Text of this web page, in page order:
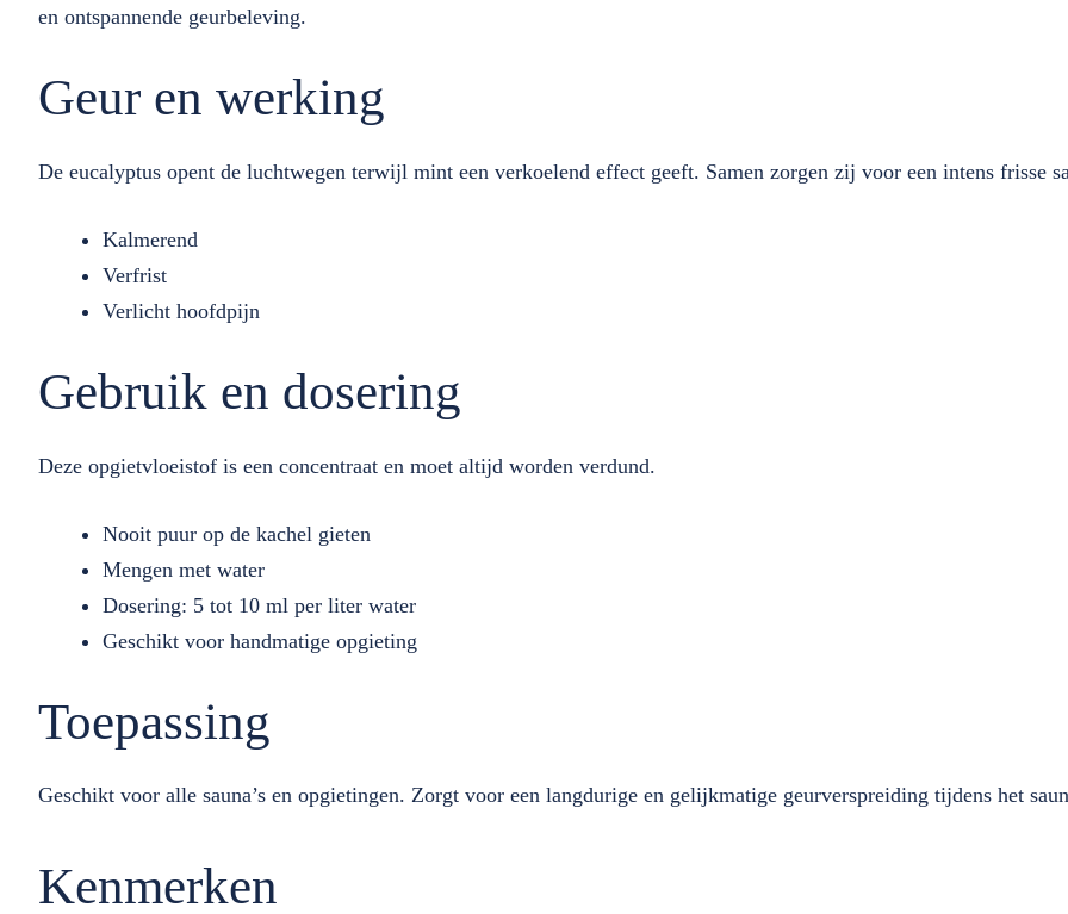
en ontspannende geurbeleving.
Geur en werking
De eucalyptus opent de luchtwegen terwijl mint een verkoelend effect geeft. Samen zorgen zij voor een intens frisse
Kalmerend
Verfrist
Verlicht hoofdpijn
Gebruik en dosering
Deze opgietvloeistof is een concentraat en moet altijd worden verdund.
Nooit puur op de kachel gieten
Mengen met water
Dosering: 5 tot 10 ml per liter water
Geschikt voor handmatige opgieting
Toepassing
Geschikt voor alle sauna’s en opgietingen. Zorgt voor een langdurige en gelijkmatige geurverspreiding tijdens het
Kenmerken